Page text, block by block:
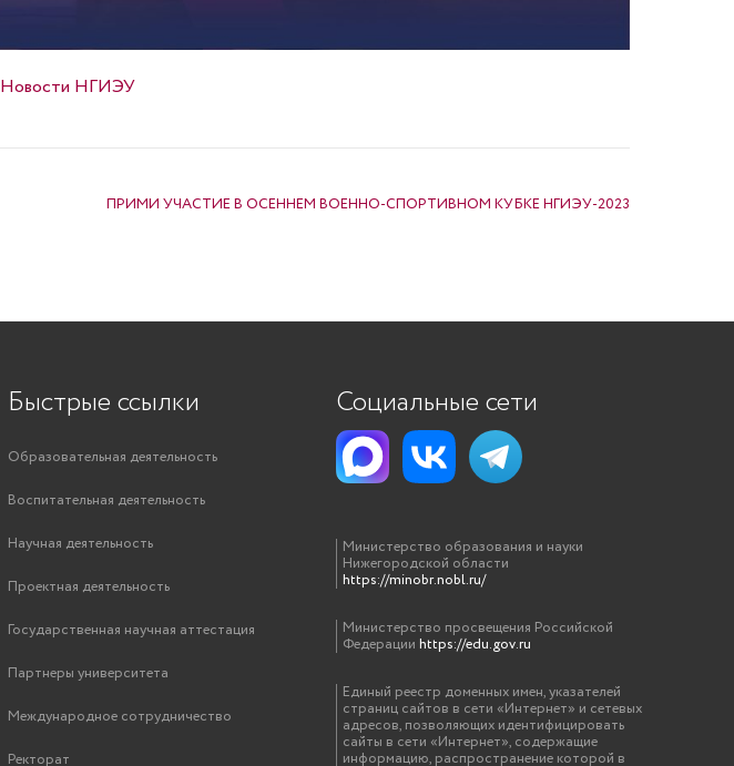
Новости НГИЭУ
ПРИМИ УЧАСТИЕ В ОСЕННЕМ ВОЕННО-СПОРТИВНОМ КУБКЕ НГИЭУ-2023
Быстрые ссылки
Образовательная деятельность
Воспитательная деятельность
Научная деятельность
Проектная деятельность
Государственная научная аттестация
Партнеры университета
Международное сотрудничество
Ректорат
Социальные сети
Министерство образования и науки
Нижегородской области
https://minobr.nobl.ru/
Министерство просвещения Российской
Федерации https://edu.gov.ru
Единый реестр доменных имен, указателей
страниц сайтов в сети «Интернет» и сетевых
адресов, позволяющих идентифицировать
сайты в сети «Интернет», содержащие
информацию, распространение которой в